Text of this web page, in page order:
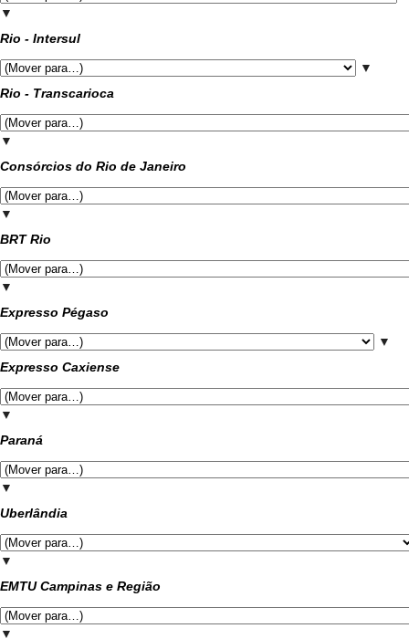
▼
Rio - Intersul
▼
Rio - Transcarioca
▼
Consórcios do Rio de Janeiro
▼
BRT Rio
▼
Expresso Pégaso
▼
Expresso Caxiense
▼
Paraná
▼
Uberlândia
▼
EMTU Campinas e Região
▼